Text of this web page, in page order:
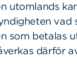
utomlands
vad
som betalas
därför